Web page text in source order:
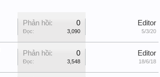
Phản hồi: 0
Đọc: 3,090
Editor
5/3/20
Phản hồi: 0
Đọc: 3,548
Editor
18/6/18